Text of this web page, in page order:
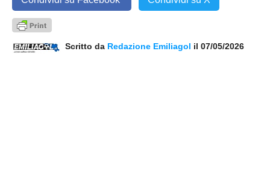
Scritto da Redazione Emiliagol il 07/05/2026